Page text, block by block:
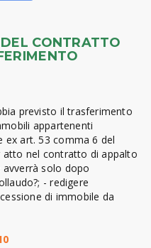
CONTRATTO
previsto il trasferimento
appartenenti
ex art. 53 comma 6 del
atto nel contratto di appalto
solo dopo
- redigere
di immobile da